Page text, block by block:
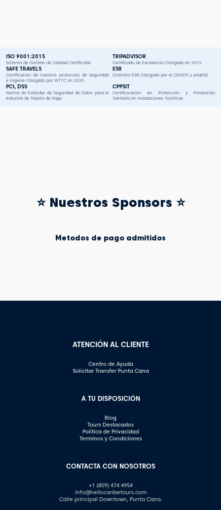
ISO 9001:2015
Sistema de Gestión de Calidad Certificado
TRIPADVISOR
Certificado de Excelencia Otorgado en 2019.
SAFE TRAVELS
Certificación de nuestros protocolos de Seguridad
e Higiene Otorgado por WTTC en 2020.
ESR
Distintivo ESR Otorgado por el CEMEFI y AliaRSE.
PCI, DSS
Norma de Estándar de Seguridad de Datos para la
Industria de Tarjeta de Pago
CPPSIT
Certificicación en Protección y Prevención
Sanitaria en Instalaciones Turísticas
⭐ Nuestros Sponsors ⭐
Metodos de pago admitidos
ATENCIÓN AL CLIENTE
Centro de Ayuda
Solicitar Transfer Punta Cana
A TU DISPOSICIÓN
Blog
Tours Destacados
Política de Privacidad
Terminos y Condiciones
CONTACTA CON NOSOTROS
+1 (809) 474 4954
info@hellocaribetours.com
Calle principal Downtown, Punta Cana.